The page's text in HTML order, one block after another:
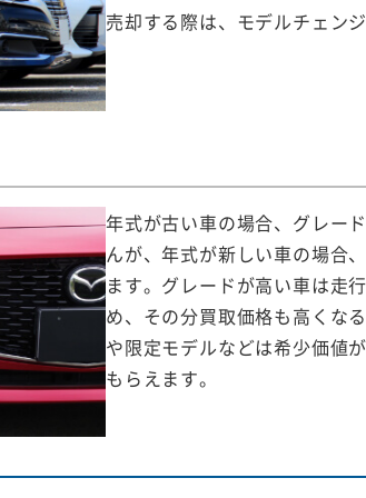
売却する際は、モデルチェン
年式が古い車の場合、グレー
んが、年式が新しい車の場合
ます。グレードが高い車は走
め、その分買取価格も高くな
や限定モデルなどは希少価値
もらえます。